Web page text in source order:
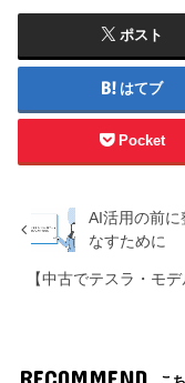
ポスト
はてブ
Pocket
AI活用の前に
なすために
【中古でテスラ・モ